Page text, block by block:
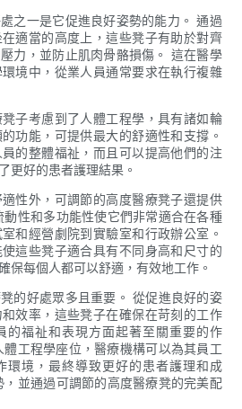
之一是它促進良好姿勢的能力。 通過
適當的高度上，這些凳子有助於對齊
力，並防止肌肉骨骼損傷。 這在醫學
境中，從業人員通常要求在執行複雜
子考慮到了人體工程學，具有諸如輪
功能，可提供最大的舒適性和支撐。
的整體福祉，而且可以提高他們的注
更好的患者護理結果。
性外，可調節的高度醫療凳子還提供
性和多功能性使它們非常適合在各種
和經營劇院到實驗室和行政辦公室。
這些凳子適合具有不同身高和尺寸的
保每個人都可以舒適，有效地工作。
的好處眾多且重要。 從促進良好的姿
效率，這些凳子在確保在苛刻的工作
的福祉和表現方面起著至關重要的作
工程學座位，醫療機構可​​以為其員工
環境，最終導致更好的患者護理和成
並通過可調節的高度醫療凳的完美配